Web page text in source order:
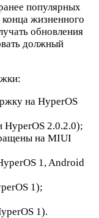
популярных
жизненного
обновления
должный
на HyperOS
HyperOS 2.0.2.0);
на MIUI
1, Android
1);
1).